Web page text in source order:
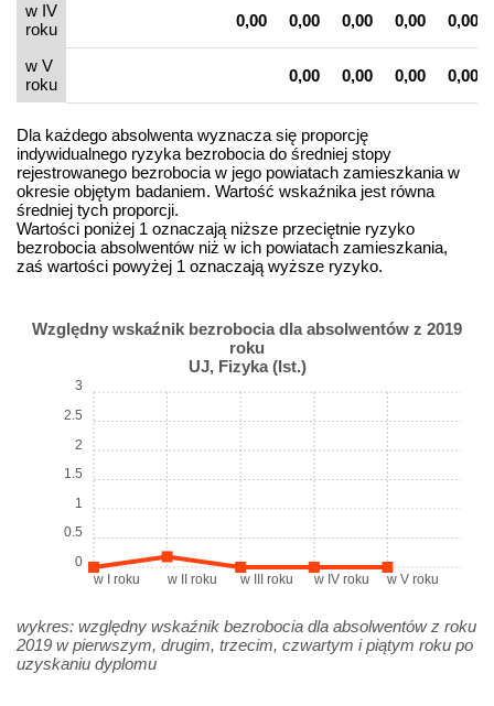
w IV
roku
0,00 0,00 0,00 0,00 0,00
w V
roku
0,00 0,00 0,00 0,00
Dla każdego absolwenta wyznacza się proporcję
indywidualnego ryzyka bezrobocia do średniej stopy
rejestrowanego bezrobocia w jego powiatach zamieszkania w
okresie objętym badaniem. Wartość wskaźnika jest równa
średniej tych proporcji.
Wartości poniżej 1 oznaczają niższe przeciętnie ryzyko
bezrobocia absolwentów niż w ich powiatach zamieszkania,
zaś wartości powyżej 1 oznaczają wyższe ryzyko.
Względny wskaźnik bezrobocia dla absolwentów z 2019
roku
UJ, Fizyka (Ist.)
w I roku w II roku w III roku w IV roku w V roku
0
0.5
1
1.5
2
2.5
3
wykres: względny wskaźnik bezrobocia dla absolwentów z roku
2019 w pierwszym, drugim, trzecim, czwartym i piątym roku po
uzyskaniu dyplomu